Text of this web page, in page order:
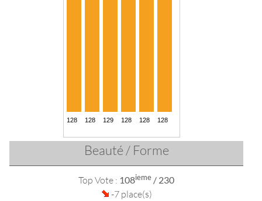
Beauté / Forme
Top Vote : 108ieme / 230
-7 place(s)